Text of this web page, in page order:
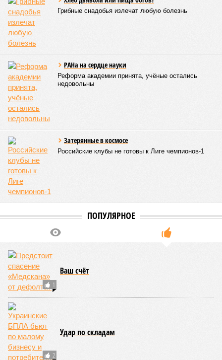
Грибные снадобья излечат любую болезнь
РАНа на сердце науки
Реформа академии принята, учёные остались
недовольны
Затерянные в космосе
Российские клубы не готовы к Лиге чемпионов-1
ПОПУЛЯРНОЕ
1
Ваш счёт
2
Удар по складам